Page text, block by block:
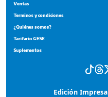
Ventas
Terminos y condiciones
¿Quiénes somos?
Tarifario GESE
Suplementos
Edición Impresa